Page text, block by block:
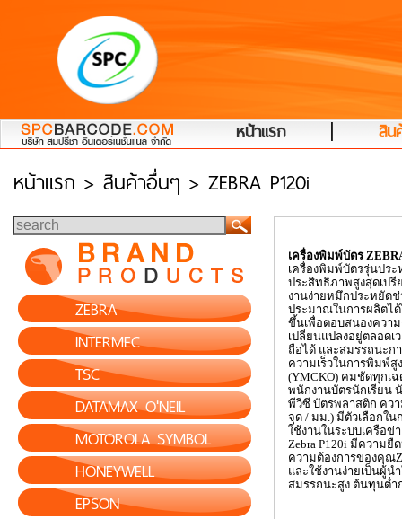
หน้าแรก | สิน
หน้าแรก > สินค้าอื่นๆ > ZEBRA P120i
ZEBRA
INTERMEC
TSC
DATAMAX O'NEIL
MOTOROLA SYMBOL
HONEYWELL
EPSON
เครื่องพิมพ์บัตร
เครื่องพิมพ์บัตรรุ่นปร
ประสิทธิภาพสูงสุดเปรี
งานง่ายหมึกประหยัด
ประมาณในการผลิตไ
ขึ้นเพื่อตอบสนองควา
เปลี่ยนแปลงอยู่ตลอดเ
ถือได้ และสมรรถนะ
ความเร็วในการพิมพ์
(YMCKO) คมชัดทุกเฉ
พนักงานบัตรนักเรียน
พีวีซี บัตรพลาสติก ควา
จุด / มม.) มีตัวเลือกใ
ใช้งานในระบบเครือข่
Zebra P120i มีความยืด
ความต้องการของคุณ
และใช้งานง่ายเป็นผู้น
สมรรถนะสูง ต้นทุนต่